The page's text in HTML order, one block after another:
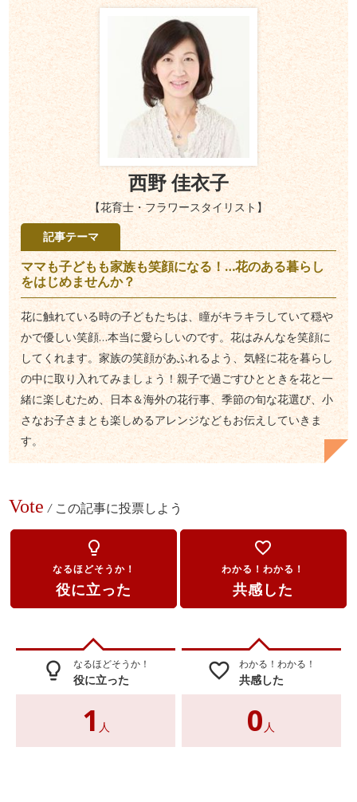
西野 佳衣子
【花育士・フラワースタイリスト】
記事テーマ
ママも子どもも家族も笑顔になる！…花のある暮らし
をはじめませんか？
花に触れている時の子どもたちは、瞳がキラキラしていて穏や
かで優しい笑顔…本当に愛らしいのです。花はみんなを笑顔に
してくれます。家族の笑顔があふれるよう、気軽に花を暮らし
の中に取り入れてみましょう！親子で過ごすひとときを花と一
緒に楽しむため、日本＆海外の花行事、季節の旬な花選び、小
さなお子さまとも楽しめるアレンジなどもお伝えしていきま
す。
Vote / この記事に投票しよう
lightbulb_outline
なるほどそうか！
役に立った
favorite_border
わかる！わかる！
共感した
lightbulb_outline なるほどそうか！
役に立った
1 人
favorite_border わかる！わかる！
共感した
0 人